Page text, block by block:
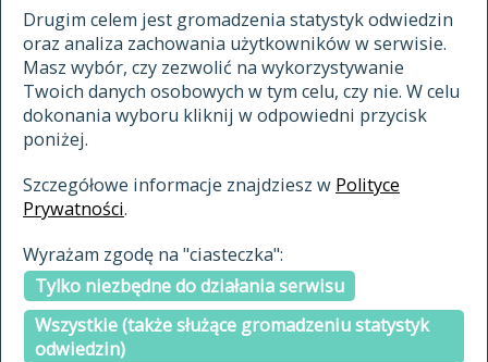
Drugim celem jest gromadzenia statystyk odwiedzin
oraz analiza zachowania użytkowników w serwisie.
Masz wybór, czy zezwolić na wykorzystywanie
Twoich danych osobowych w tym celu, czy nie. W celu
dokonania wyboru kliknij w odpowiedni przycisk
poniżej.
Szczegółowe informacje znajdziesz w Polityce
Prywatności.
Wyrażam zgodę na "ciasteczka":
Tylko niezbędne do działania serwisu
Wszystkie (także służące gromadzeniu statystyk
odwiedzin)
materiały archiwalne
cytowanie
kontakt
indeksie
a fronte
a tergo